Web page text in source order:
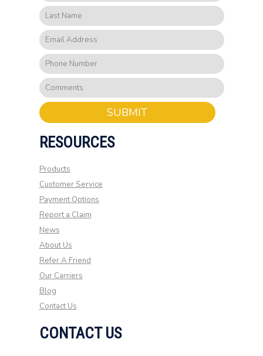
SUBMIT
RESOURCES
Products
Customer Service
Payment Options
Report a Claim
News
About Us
Refer A Friend
Our Carriers
Blog
Contact Us
CONTACT US